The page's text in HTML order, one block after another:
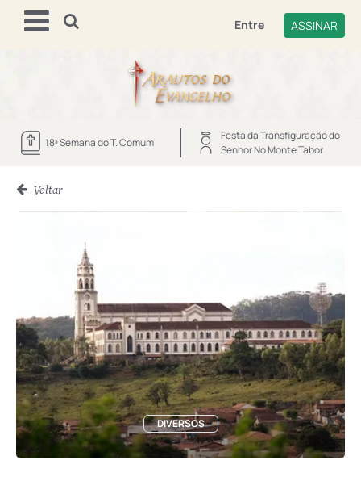
Entre ASSINAR
18ª Semana do T. Comum
Festa da Transfiguração do
Senhor No Monte Tabor
Voltar
DIVERSOS